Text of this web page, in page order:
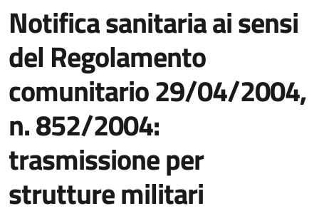
Notifica sanitaria ai sensi
del Regolamento
comunitario 29/04/2004,
n. 852/2004:
trasmissione per
strutture militari